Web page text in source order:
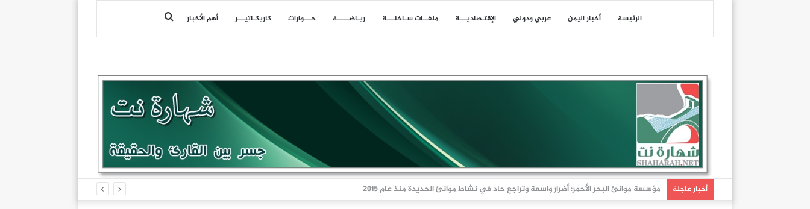
الرئيسة أخبار اليمن عربي ودولي اﻹقتـصاديـــة ملفــات سـاخنـــة ريـاضـــــة حـــوارات كاريكـاتيـــر أهم الأخبار بحث
أخبار عاجلة عاجل| هيئة عمليات التجارة البحرية البريطانية: تلقينا بلاغا عن حادث وقع على بعد 11 ميلا بحريا شمال شرق ليما في عمان